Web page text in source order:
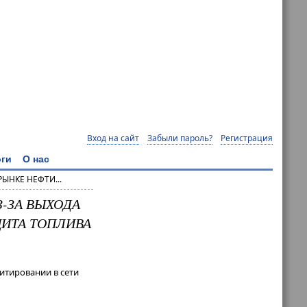
Вход на сайт Забыли пароль? Регистрация
О нас
НЕФТИ...
ЗА ВЫХОДА
ТОПЛИВА
в сети